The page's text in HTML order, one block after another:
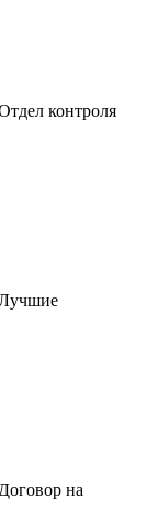
контроля
Договор на